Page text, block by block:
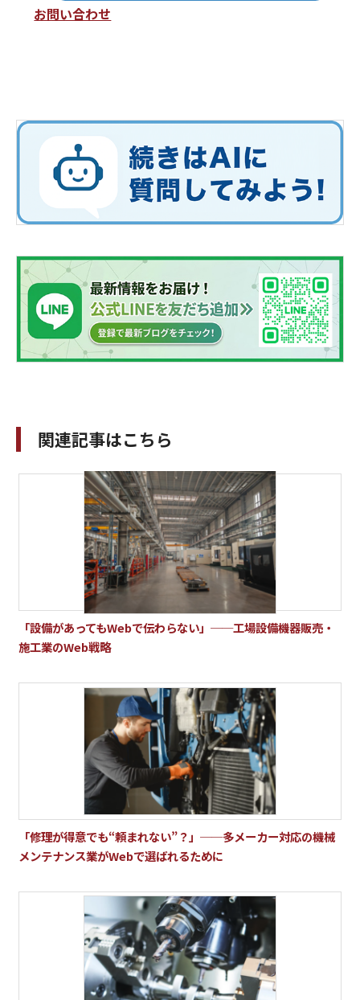
お問い合わせ
関連記事はこちら
「設備があってもWebで伝わらない」──工場設備機器販売・
施工業のWeb戦略
「修理が得意でも“頼まれない”？」──多メーカー対応の機械
メンテナンス業がWebで選ばれるために